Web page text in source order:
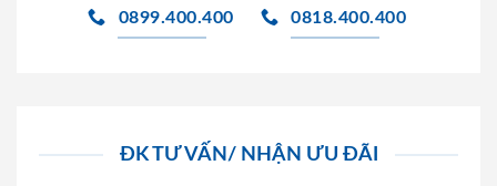
0899.400.400 0818.400.400
ĐK TƯ VẤN/ NHẬN ƯU ĐÃI